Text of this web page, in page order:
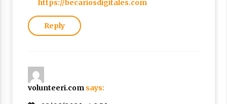
https://becariosdigitales.com
Reply
volunteeri.com says: